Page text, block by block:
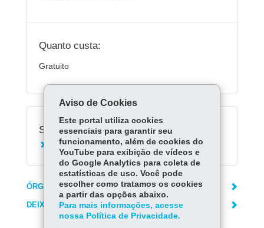
Quanto custa:
Gratuito
Serviços Relacionados:
Fazer declaração do ITCMD
ÓRGÃO RESPONSÁVEL
DEIXE SUA OPINIÃO
Aviso de Cookies
Este portal utiliza cookies
essenciais para garantir seu
funcionamento, além de cookies do
YouTube para exibição de vídeos e
do Google Analytics para coleta de
estatísticas de uso. Você pode
escolher como tratamos os cookies
a partir das opções abaixo.
Para mais informações, acesse
nossa Política de Privacidade.